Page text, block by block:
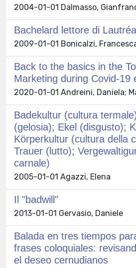
2004-01-01 Dalmasso,
Bachelard lettore di
2009-01-01 Bonicalzi,
Back to the basics in the
Marketing during Covid-19
2020-01-01 Andreini, Daniela;
Badekultur (cultura
(gelosia); Ekel (disgusto);
Körperkultur (cultura della
Trauer (lutto);
carnale)
2005-01-01 Agazzi, Elena
Il "badwill"
2013-01-01 Gervasio, Daniele
Balada en tres tiempos
frases coloquiales:
el deseo cernudianos